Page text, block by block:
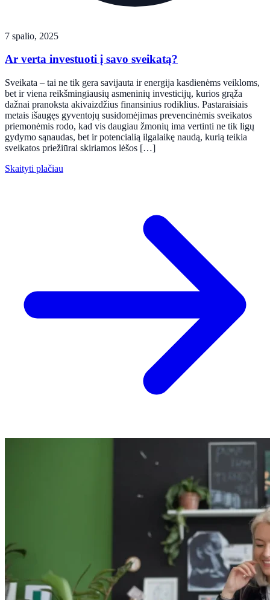
7 spalio, 2025
Ar verta investuoti į savo sveikatą?
Sveikata – tai ne tik gera savijauta ir energija kasdienėms veikloms,
bet ir viena reikšmingiausių asmeninių investicijų, kurios grąža
dažnai pranoksta akivaizdžius finansinius rodiklius. Pastaraisiais
metais išaugęs gyventojų susidomėjimas prevencinėmis sveikatos
priemonėmis rodo, kad vis daugiau žmonių ima vertinti ne tik ligų
gydymo sąnaudas, bet ir potencialią ilgalaikę naudą, kurią teikia
sveikatos priežiūrai skiriamos lėšos […]
Skaityti plačiau